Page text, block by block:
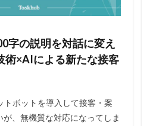
字の説明を対話に変え
術×AIによる新たな接客
トボットを導入して接客・案
が、無機質な対応になってしま